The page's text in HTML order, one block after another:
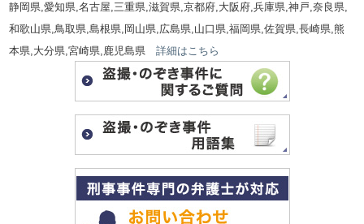
静岡県,愛知県,名古屋,三重県,滋賀県,京都府,大阪府,兵庫県,神戸,奈良県,
和歌山県,鳥取県,島根県,岡山県,広島県,山口県,福岡県,佐賀県,長崎県,熊
本県,大分県,宮崎県,鹿児島県詳細はこちら